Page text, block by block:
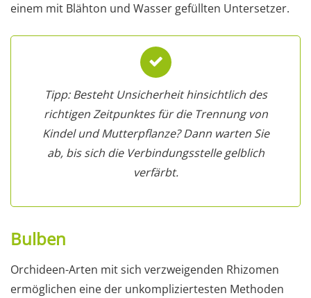
einem mit Blähton und Wasser gefüllten Untersetzer.
Tipp: Besteht Unsicherheit hinsichtlich des
richtigen Zeitpunktes für die Trennung von
Kindel und Mutterpflanze? Dann warten Sie
ab, bis sich die Verbindungsstelle gelblich
verfärbt.
Bulben
Orchideen-Arten mit sich verzweigenden Rhizomen
ermöglichen eine der unkompliziertesten Methoden